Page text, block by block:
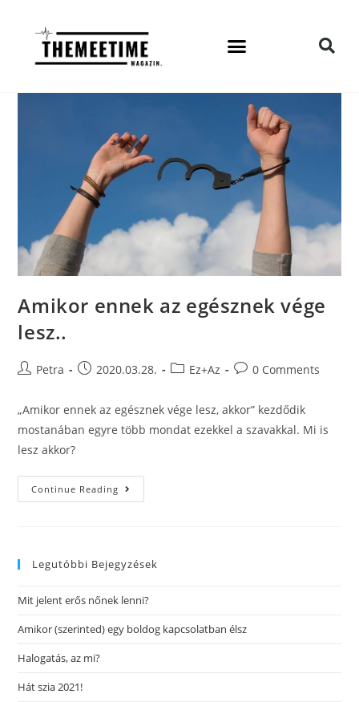
Amikor ennek az egésznek vége
lesz..
Petra 2020.03.28. Ez+Az 0 Comments
„Amikor ennek az egésznek vége lesz, akkor” kezdődik
mostanában egyre több mondat ezekkel a szavakkal. Mi is
lesz akkor?
Continue Reading
Legutóbbi Bejegyzések
Mit jelent erős nőnek lenni?
Amikor (szerinted) egy boldog kapcsolatban élsz
Halogatás, az mi?
Hát szia 2021!